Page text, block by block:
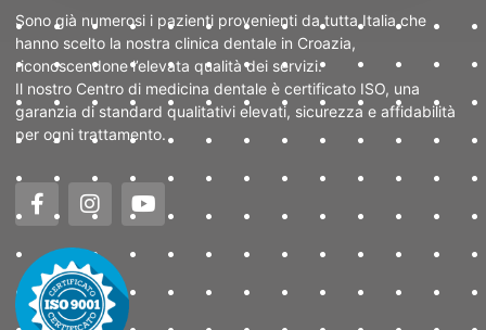
Sono già numerosi i pazienti provenienti da tutta Italia che
hanno scelto la nostra clinica dentale in Croazia,
riconoscendone l’elevata qualità dei servizi.
Il nostro Centro di medicina dentale è certificato ISO, una
garanzia di standard qualitativi elevati, sicurezza e affidabilità
per ogni trattamento.